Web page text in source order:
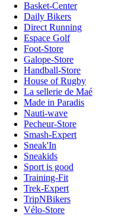
Basket-Center
Daily Bikers
Direct Running
Espace Golf
Foot-Store
Galope-Store
Handball-Store
House of Rugby
La sellerie de Maé
Made in Paradis
Nauti-wave
Pecheur-Store
Smash-Expert
Sneak'In
Sneakids
Sport is good
Training-Fit
Trek-Expert
TripNBikers
Vélo-Store